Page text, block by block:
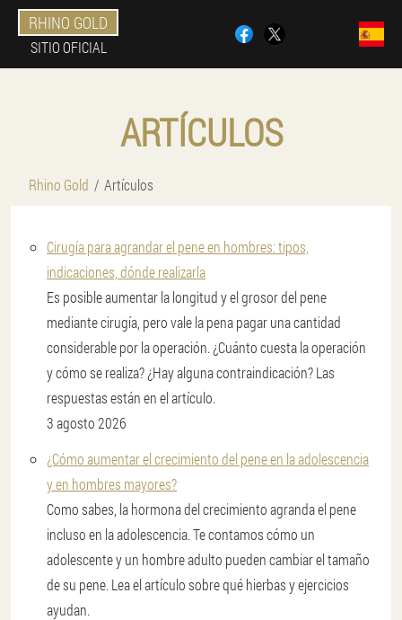
RHINO GOLD
SITIO OFICIAL
ARTÍCULOS
Rhino Gold Artículos
Cirugía para agrandar el pene en hombres: tipos,
indicaciones, dónde realizarla
Es posible aumentar la longitud y el grosor del pene
mediante cirugía, pero vale la pena pagar una cantidad
considerable por la operación. ¿Cuánto cuesta la operación
y cómo se realiza? ¿Hay alguna contraindicación? Las
respuestas están en el artículo.
3 agosto 2026
¿Cómo aumentar el crecimiento del pene en la adolescencia
y en hombres mayores?
Como sabes, la hormona del crecimiento agranda el pene
incluso en la adolescencia. Te contamos cómo un
adolescente y un hombre adulto pueden cambiar el tamaño
de su pene. Lea el artículo sobre qué hierbas y ejercicios
ayudan.